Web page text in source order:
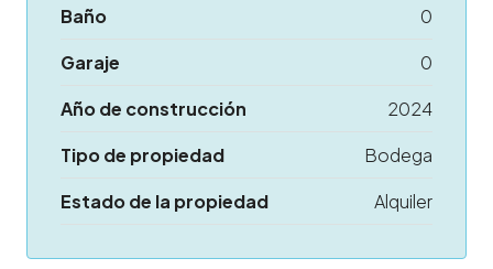
Baño
0
Garaje
0
Año de construcción
2024
Tipo de propiedad
Bodega
Estado de la propiedad
Alquiler